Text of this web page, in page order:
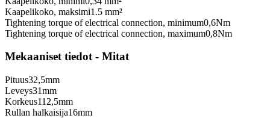
Kaapelikoko, maksimi1.5 mm²
Tightening torque of electrical connection, minimum0,6Nm
Tightening torque of electrical connection, maximum0,8Nm
Mekaaniset tiedot - Mitat
Pituus32,5mm
Leveys31mm
Korkeus112,5mm
Rullan halkaisija16mm